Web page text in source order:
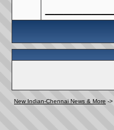
New Indian-Chennai News & More ->